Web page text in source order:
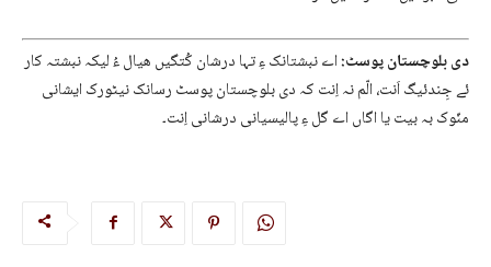
دی بلوچستان پوسٹ:اے نبشتانک ءِ تہا درشان کُتگیں ھیال ءُ لیکہ نبشتہ کار
ئے جِندئیگ اَنت، الّم نہ اِنت کہ دی بلوچستان پوسٹ رسانک نیٹورک ایشانی
منّوک بہ بیت یا اگاں اے گل ءِ پالیسیانی درشانی اِنت۔